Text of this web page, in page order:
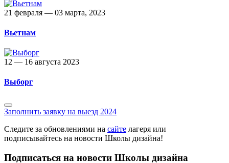
21 февраля — 03 марта, 2023
Вьетнам
12 — 16 августа 2023
Выборг
Заполнить заявку на выезд 2024
Следите за обновлениями на сайте лагеря или
подписывайтесь на новости Школы дизайна!
Подписаться на новости Школы дизайна